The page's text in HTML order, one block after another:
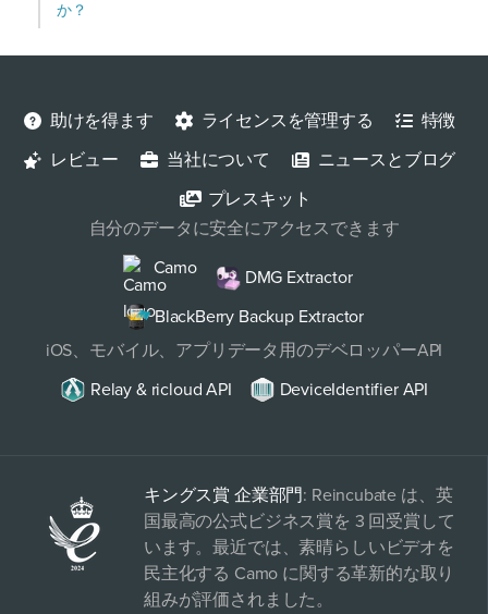
か？
助けを得ます ライセンスを管理する
特徴
レビュー
当社について
ニュースとブログ
プレスキット
自分のデータに安全にアクセスできます
Camo
DMG Extractor
BlackBerry Backup Extractor
iOS、モバイル、アプリデータ用のデベロッパーAPI
Relay & ricloud API
DeviceIdentifier API
キングス賞 企業部門: Reincubate は、英
国最高の公式ビジネス賞を 3 回受賞して
います。最近では、素晴らしいビデオを
民主化する Camo に関する革新的な取り
組みが評価されました。